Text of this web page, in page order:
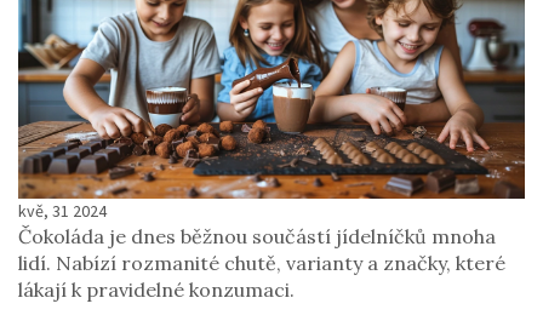
kvě, 31 2024
Čokoláda je dnes běžnou součástí jídelníčků mnoha
lidí. Nabízí rozmanité chutě, varianty a značky, které
lákají k pravidelné konzumaci.